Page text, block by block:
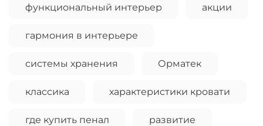
функциональный интерьер акции
гармония в интерьере
системы хранения Орматек
классика характеристики кровати
где купить пенал развитие